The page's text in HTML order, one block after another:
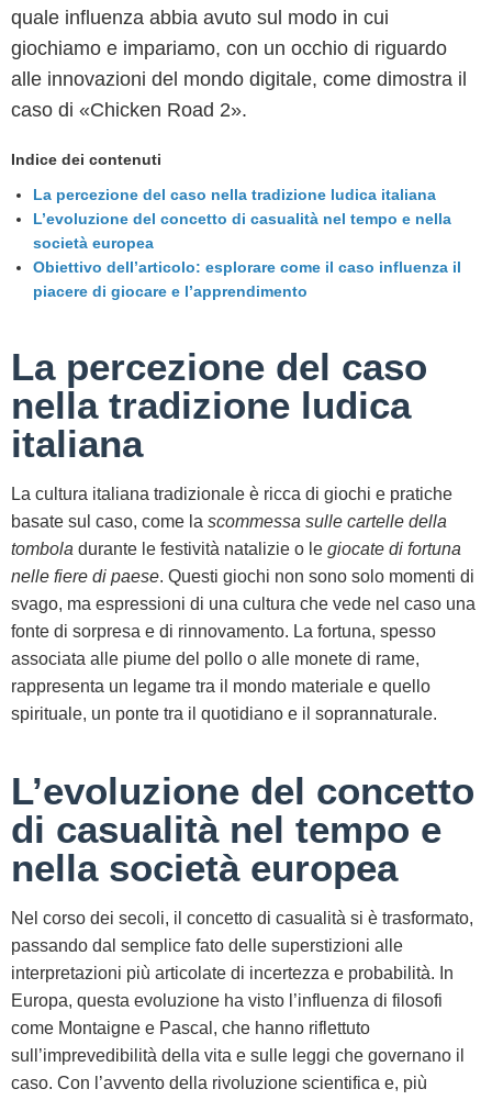
quale influenza abbia avuto sul modo in cui
giochiamo e impariamo, con un occhio di riguardo
alle innovazioni del mondo digitale, come dimostra il
caso di «Chicken Road 2».
Indice dei contenuti
La percezione del caso nella tradizione ludica italiana
L’evoluzione del concetto di casualità nel tempo e nella
società europea
Obiettivo dell’articolo: esplorare come il caso influenza il
piacere di giocare e l’apprendimento
La percezione del caso
nella tradizione ludica
italiana
La cultura italiana tradizionale è ricca di giochi e pratiche
basate sul caso, come la scommessa sulle cartelle della
tombola durante le festività natalizie o le giocate di fortuna
nelle fiere di paese. Questi giochi non sono solo momenti di
svago, ma espressioni di una cultura che vede nel caso una
fonte di sorpresa e di rinnovamento. La fortuna, spesso
associata alle piume del pollo o alle monete di rame,
rappresenta un legame tra il mondo materiale e quello
spirituale, un ponte tra il quotidiano e il soprannaturale.
L’evoluzione del concetto
di casualità nel tempo e
nella società europea
Nel corso dei secoli, il concetto di casualità si è trasformato,
passando dal semplice fato delle superstizioni alle
interpretazioni più articolate di incertezza e probabilità. In
Europa, questa evoluzione ha visto l’influenza di filosofi
come Montaigne e Pascal, che hanno riflettuto
sull’imprevedibilità della vita e sulle leggi che governano il
caso. Con l’avvento della rivoluzione scientifica e, più